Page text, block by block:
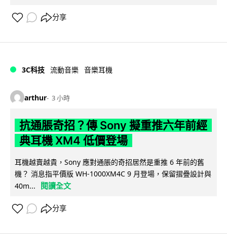
分享
3C科技 流動音樂 音樂耳機
arthur 3 小時
抗通脹奇招？傳 Sony 擬重推六年前經
典耳機 XM4 低價登場
耳機越賣越貴，Sony 應對通脹的奇招居然是重推 6 年前的舊
機？ 消息指平價版 WH-1000XM4C 9 月登場，保留摺疊設計與
40m...
閱讀全文
分享